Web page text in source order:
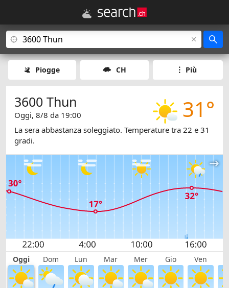
Piogge CH Più
31°
3600 Thun
Oggi, 8/8 da 19:00
La sera abbastanza soleggiato. Temperature tra 22 e 31
gradi.
Oggi Dom Lun Mar Mer Gio Ven